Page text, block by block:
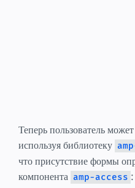
Теперь пользователь
используя библиотеку
что присутствие формы
компонента amp-access :